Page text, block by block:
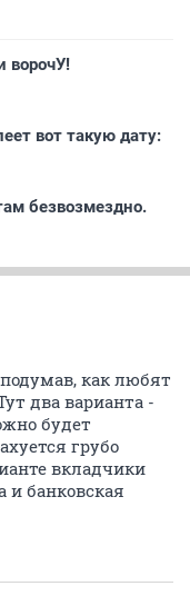
ворочУ!
вот такую дату:
безвозмездно.
как любят
два варианта -
будет
грубо
вкладчики
и банковская